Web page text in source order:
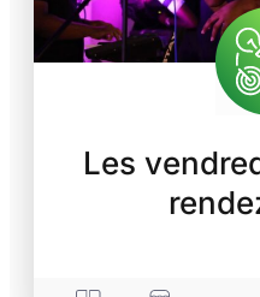
Les